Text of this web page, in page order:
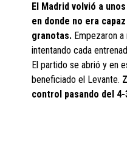
El Madrid volvió a
en donde no era
granotas. Empezaron
intentando cada
El partido se abrió y en
beneficiado el Levante.
control pasando del